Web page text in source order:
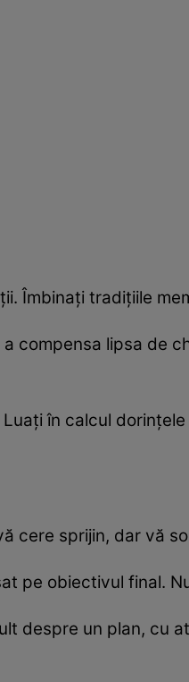
Îmbinați tradițiile
compensa lipsa de
în calcul
cere sprijin, dar vă
pe obiectivul final.
despre un plan, cu